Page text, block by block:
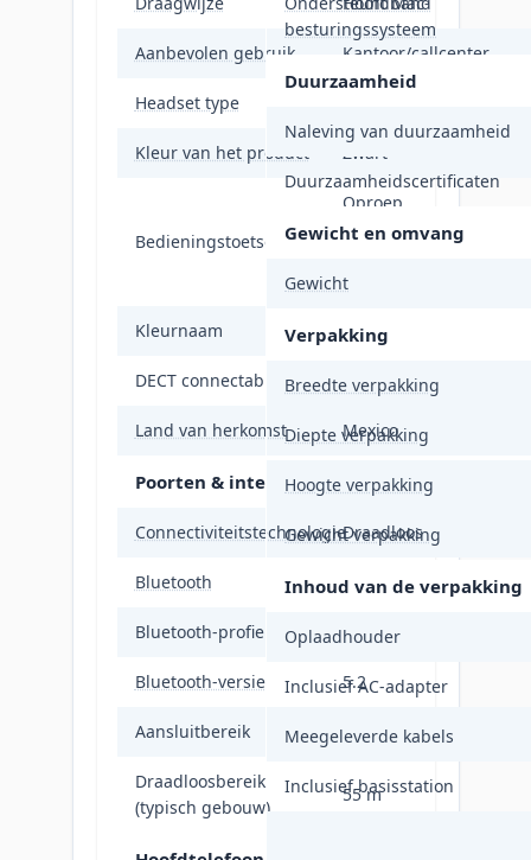
Aanbevolen gebruik Kantoor/callcenter
Headset type
Kleur van het product Zwart
Bedieningstoetsen
Oproep
beantwoorden/
Volume -
Kleurnaam Black
DECT connectable Ja
Land van herkomst Mexico
Poorten & interfaces
ConnectiviteitstechnologieDraadloos
Bluetooth Ja
Bluetooth-profielen A2DP, HFP, HSP
Bluetooth-versie 5.2
Aansluitbereik 180 m
Draadloosbereik
(typisch gebouw)
55 m
besturingssysteem
Duurzaamheid
Naleving van duurzaamheid
Duurzaamheidscertificaten
Gewicht en omvang
Gewicht
Verpakking
Breedte verpakking
Diepte verpakking
Hoogte verpakking
Gewicht verpakking
Inhoud van de verpakking
Oplaadhouder
Inclusief AC-adapter
Meegeleverde kabels
Inclusief basisstation